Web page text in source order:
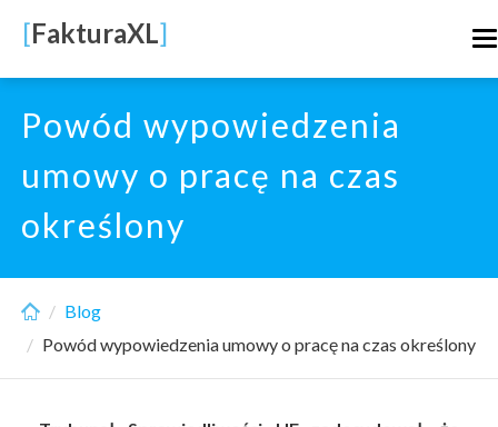
main
content
[FakturaXL]
Powód wypowiedzenia
umowy o pracę na czas
określony
Blog
Powód wypowiedzenia umowy o pracę na czas określony